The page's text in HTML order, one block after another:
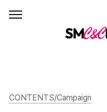
CONTENTS/Campaign